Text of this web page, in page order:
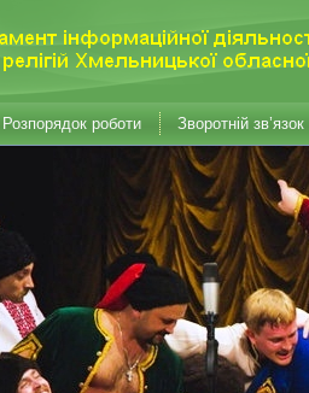
Розпорядок роботи Зворотній зв’язок